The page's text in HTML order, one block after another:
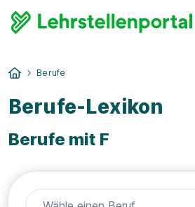
Berufe
Berufe-Lexikon
Berufe mit F